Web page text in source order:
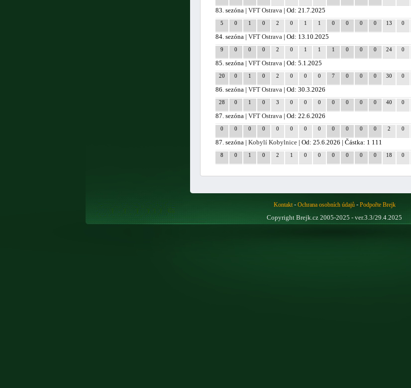
83. sezóna |VFT Ostrava | Od: 21.7.2025
5 0 1 0 2 0 1 1 0 0 0 0 13 0
84. sezóna |VFT Ostrava | Od: 13.10.2025
9 0 0 0 2 0 1 1 1 0 0 0 24 0
85. sezóna |VFT Ostrava | Od: 5.1.2025
20 0 1 0 2 0 0 0 7 0 0 0 30 0
86. sezóna |VFT Ostrava | Od: 30.3.2026
28 0 1 0 3 0 0 0 0 0 0 0 40 0
87. sezóna |VFT Ostrava | Od: 22.6.2026
0 0 0 0 0 0 0 0 0 0 0 0 2 0
87. sezóna |Kobylí Kobylnice | Od: 25.6.2026 | Částka: 1 111
8 0 1 0 2 1 0 0 0 0 0 0 18 0
Kontakt- Ochrana osobních údajů- Podpořte Brejk
Copyright Brejk.cz 2005-2025 - ver.3.3/29.4.2025